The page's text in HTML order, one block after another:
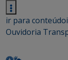
ir para conteúdo
Ouvidoria